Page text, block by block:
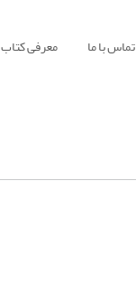
تماس با ما معرفی کتاب